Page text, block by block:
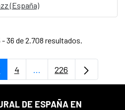
(España)
36 de 2.708 resultados.
Página
4 ...Páginas intermedias
Página
226
DE ESPAÑA EN